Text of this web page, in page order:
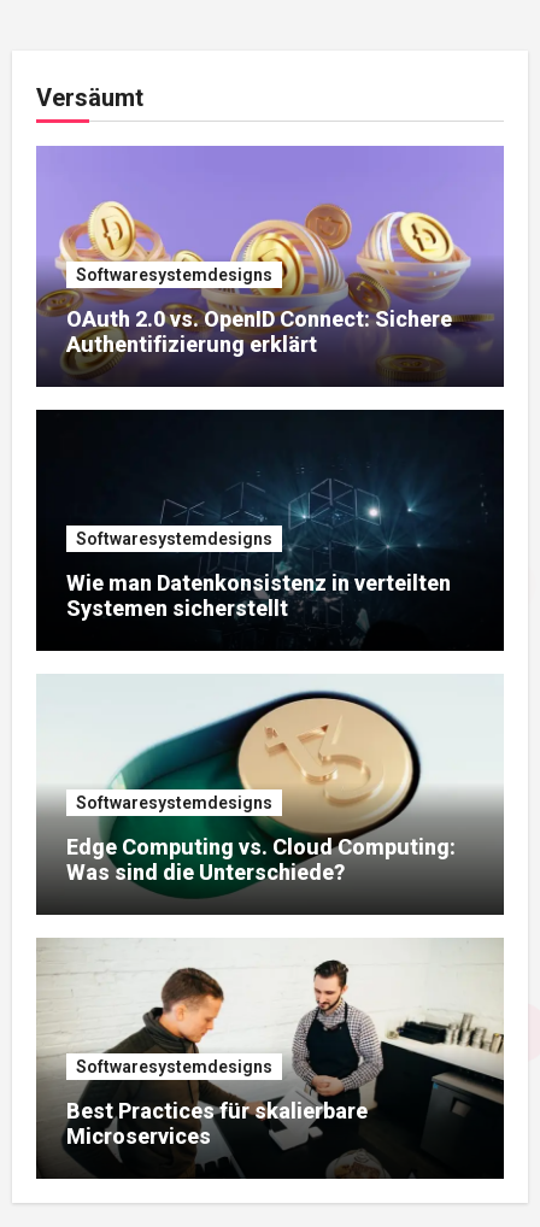
Versäumt
Softwaresystemdesigns
OAuth 2.0 vs. OpenID Connect: Sichere
Authentifizierung erklärt
Softwaresystemdesigns
Wie man Datenkonsistenz in verteilten
Systemen sicherstellt
Softwaresystemdesigns
Edge Computing vs. Cloud Computing:
Was sind die Unterschiede?
Softwaresystemdesigns
Best Practices für skalierbare
Microservices